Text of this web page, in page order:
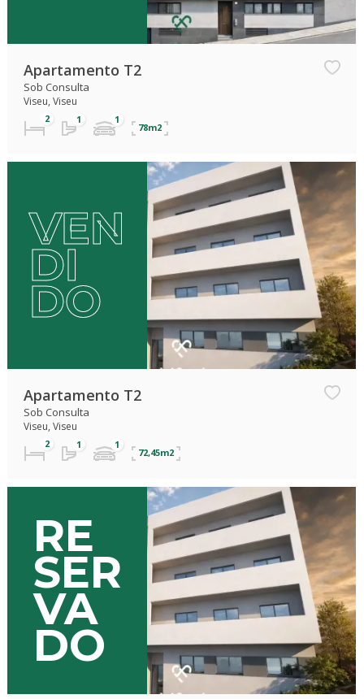
Apartamento T2
Sob Consulta
Viseu, Viseu
78m2
VEN
DI
DO
Apartamento T2
Sob Consulta
Viseu, Viseu
72,45m2
RE
SER
VA
DO